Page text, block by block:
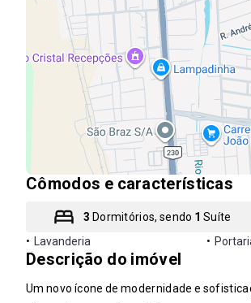
Cômodos e características
3 Dormitórios, sendo 1 Suíte
•
Lavanderia •
Descrição do imóvel
Um novo ícone de modernidade e